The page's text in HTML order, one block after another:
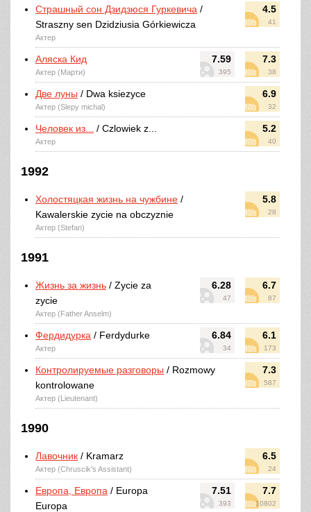
4.5
41
Страшный сон Дзидзюся Гуркевича /
Straszny sen Dzidziusia Górkiewicza
Актер
7.59
395
7.3
38
Аляска Кид
Актер (Марти)
6.9
32
Две луны / Dwa ksiezyce
Актер (Slepy michal)
5.2
40
Человек из... / Czlowiek z...
Актер
1992
5.8
28
Холостяцкая жизнь на чужбине /
Kawalerskie zycie na obczyznie
Актер (Stefan)
1991
6.28
47
6.7
87
Жизнь за жизнь / Zycie za
zycie
Актер (Father Anselm)
6.84
34
6.1
173
Фердидурка / Ferdydurke
Актер
7.3
587
Контролируемые разговоры / Rozmowy
kontrolowane
Актер (Lieutenant)
1990
6.5
24
Лавочник / Kramarz
Актер (Chruscik's Assistant)
7.51
393
7.7
10802
Европа, Европа / Europa
Europa